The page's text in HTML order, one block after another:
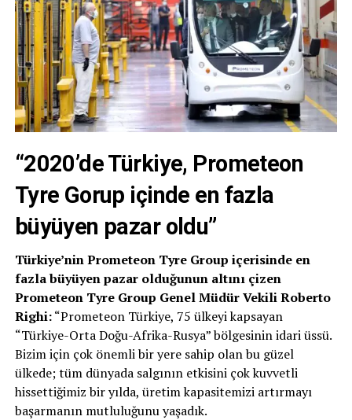
“2020’de Türkiye, Prometeon
Tyre Gorup içinde en fazla
büyüyen pazar oldu”
Türkiye’nin Prometeon Tyre Group içerisinde en
fazla büyüyen pazar olduğunun altını çizen
Prometeon Tyre Group Genel Müdür VekiliRoberto
Righi:“Prometeon Türkiye, 75 ülkeyi kapsayan
“Türkiye-Orta Doğu-Afrika-Rusya” bölgesinin idari üssü.
Bizim için çok önemli bir yere sahip olan bu güzel
ülkede; tüm dünyada salgının etkisini çok kuvvetli
hissettiğimiz bir yılda, üretim kapasitemizi artırmayı
başarmanın mutluluğunu yaşadık.